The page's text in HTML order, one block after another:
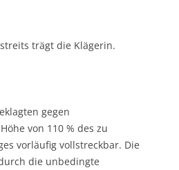
trägt die Klägerin.
gegen
von 110 % des zu
vorläufig vollstreckbar. Die
die unbedingte